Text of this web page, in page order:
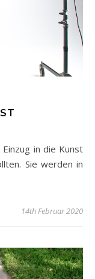
Sie werden in
14th Februar 2020